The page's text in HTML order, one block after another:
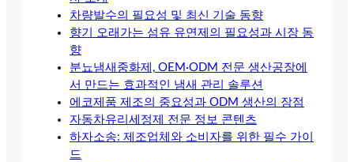
차량발수의 필요성 및 최신 기술 동향
향기 오래가는 섬유 유연제의 필요성과 시장 동
향
분뇨냄새중화제, OEM·ODM 전문 생산공장에
서 만드는 효과적인 냄새 관리 솔루션
에코제품 제조의 중요성과 ODM 생산의 장점
자동차유리세정제 전문 정보 콘텐츠
하자소송: 제조업체와 소비자를 위한 필수 가이
드